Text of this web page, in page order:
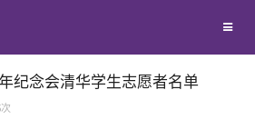
西南联大校友会
纪念会清华学生志愿者名单
次